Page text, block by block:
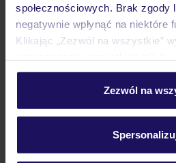
społecznościowych. Brak zgody
negatywnie wpłynąć na niektóre
Klikając „Zezwól na wszystkie”
personalizować swój wybór
Szczegółowe informacje o
Zezwól na
Hotel